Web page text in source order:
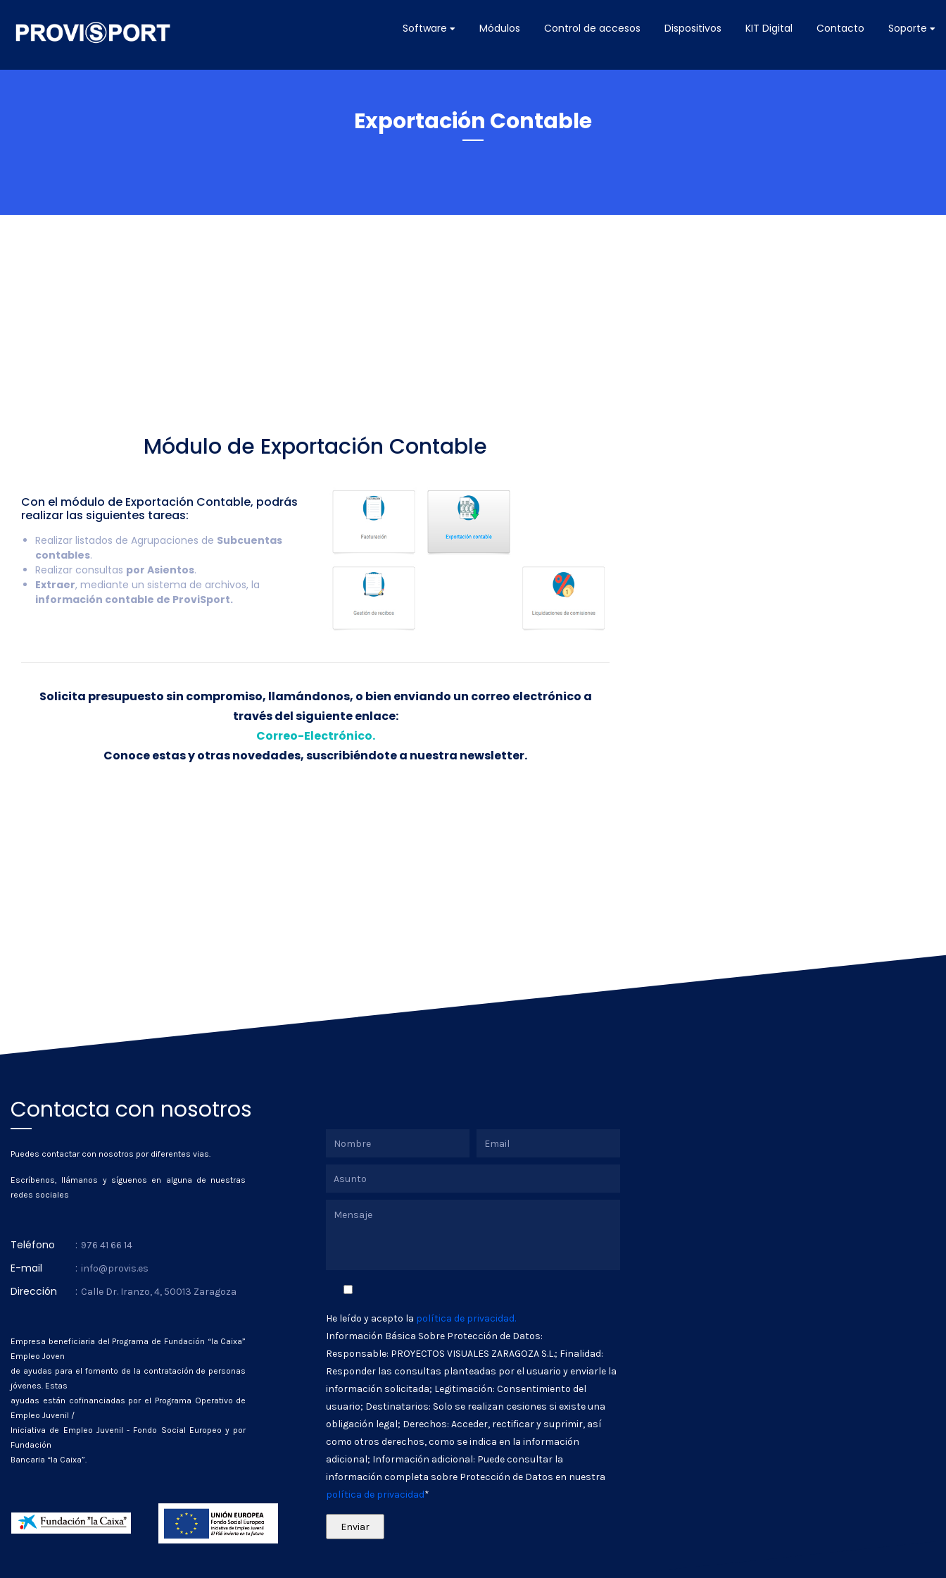
Software Módulos Control de accesos Dispositivos KIT Digital Contacto Soporte
Exportación Contable
Módulo de Exportación Contable
Con el módulo de Exportación Contable, podrás
realizar las siguientes tareas:
Realizar listados de Agrupaciones de Subcuentas
contables.
Realizar consultas por Asientos.
Extraer, mediante un sistema de archivos, la
información contable de ProviSport.
Solicita presupuesto sin compromiso, llamándonos, o bien enviando un correo electrónico a
través del siguiente enlace:
Correo-Electrónico.
Conoce estas y otras novedades, suscribiéndote a nuestra newsletter.
Contacta con nosotros
Puedes contactar con nosotros por diferentes vias.
Escríbenos, llámanos y síguenos en alguna de nuestras
redes sociales
Teléfono : 976 41 66 14
E-mail : info@provis.es
Dirección : Calle Dr. Iranzo, 4, 50013 Zaragoza
Empresa beneficiaria del Programa de Fundación “la Caixa”
Empleo Joven
de ayudas para el fomento de la contratación de personas
jóvenes. Estas
ayudas están cofinanciadas por el Programa Operativo de
Empleo Juvenil /
Iniciativa de Empleo Juvenil - Fondo Social Europeo y por
Fundación
Bancaria “la Caixa”.
He leído y acepto la política de privacidad.
Información Básica Sobre Protección de Datos:
Responsable: PROYECTOS VISUALES ZARAGOZA S.L.; Finalidad:
Responder las consultas planteadas por el usuario y enviarle la
información solicitada; Legitimación: Consentimiento del
usuario; Destinatarios: Solo se realizan cesiones si existe una
obligación legal; Derechos: Acceder, rectificar y suprimir, así
como otros derechos, como se indica en la información
adicional; Información adicional: Puede consultar la
información completa sobre Protección de Datos en nuestra
política de privacidad*